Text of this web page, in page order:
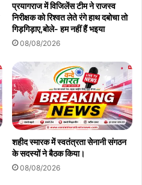
प्रयागराज में विजिलेंस टीम ने राजस्व
निरीक्षक को रिश्वत लेते रंगे हाथ दबोचा तो
गिड़गिड़ाए,बोले- हम नहीं हैं भइया
08/08/2026
शहीद स्मारक में स्वतंत्रता सेनानी संगठन
के सदस्यों ने बैठक किया।
08/08/2026